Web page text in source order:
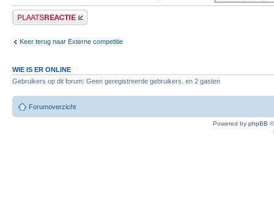
Plaats een reactie
Keer terug naar Externe competitie
WIE IS ER ONLINE
Gebruikers op dit forum: Geen geregistreerde gebruikers. en 2 gasten
Forumoverzicht
Powered by phpBB